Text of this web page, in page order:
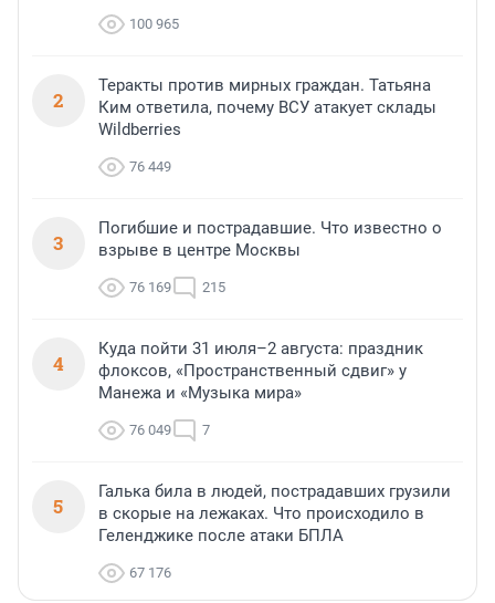
100 965
2
Теракты против мирных граждан. Татьяна
Ким ответила, почему ВСУ атакует склады
Wildberries
76 449
3
Погибшие и пострадавшие. Что известно о
взрыве в центре Москвы
76 169 215
4
Куда пойти 31 июля–2 августа: праздник
флоксов, «Пространственный сдвиг» у
Манежа и «Музыка мира»
76 049 7
5
Галька била в людей, пострадавших грузили
в скорые на лежаках. Что происходило в
Геленджике после атаки БПЛА
67 176